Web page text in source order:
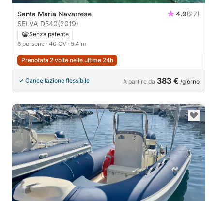
Santa Maria Navarrese 4.9(27)
SELVA D540(2019)
Senza patente
6 persone · 40 CV · 5.4 m
Prenotata 2 volte nelle ultime 24h
Cancellazione flessibile A partire da 383 € /giorno